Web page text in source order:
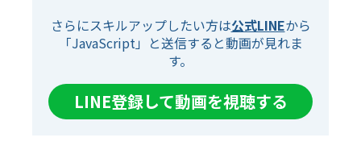
さらにスキルアップしたい方は公式LINEから
「JavaScript」と送信すると動画が見れま
す。
LINE登録して動画を視聴する